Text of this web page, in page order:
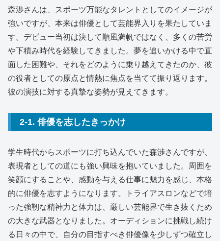
森渉さんは、スポーツ万能なタレントとしてのイメージが
強いですが、本来は俳優として芸能界入りを果たしていま
す。デビュー当初は決して順風満帆ではなく、多くの苦労
や下積み時代を経験してきました。夢を追いかける中で直
面した困難や、それをどのように乗り越えてきたのか、彼
の役者としての原点と情熱に焦点を当てて振り返ります。
彼の演技に対する真摯な姿勢が見えてきます。
2-1. 俳優を志したきっかけ
学生時代からスポーツに打ち込んでいた森渉さんですが、
表現者としての道にも強い興味を抱いていました。周囲を
笑顔にすることや、感動を与える仕事に魅力を感じ、本格
的に俳優を志すようになります。トライアスロンなどで培
った強靭な精神力と体力は、厳しい芸能界で生き抜くため
の大きな武器となりました。オーディションに挑戦し続け
る日々の中で、自分の目指すべき俳優像を少しずつ確立し